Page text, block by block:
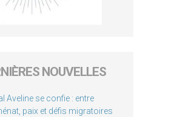
NOUVELLES
Aveline se confie : entre
paix et défis migratoires